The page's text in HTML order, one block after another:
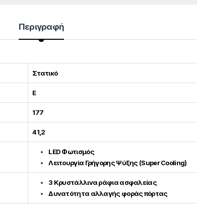
Περιγραφή
Στατικό
E
177
41,2
LED Φωτισμός
Λειτουργία Γρήγορης Ψύξης (Super Cooling)
3 Κρυστάλλινα ράφια ασφαλείας
Δυνατότητα αλλαγής φοράς πόρτας